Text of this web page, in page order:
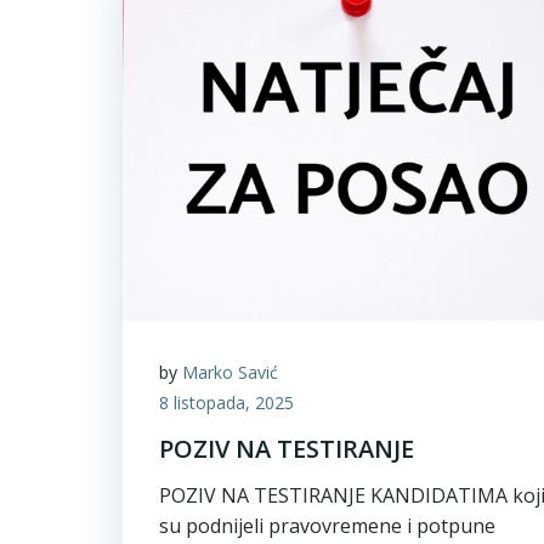
by Marko Savić
8 listopada, 2025
POZIV NA TESTIRANJE
POZIV NA TESTIRANJE KANDIDATIMA koji
su podnijeli pravovremene i potpune